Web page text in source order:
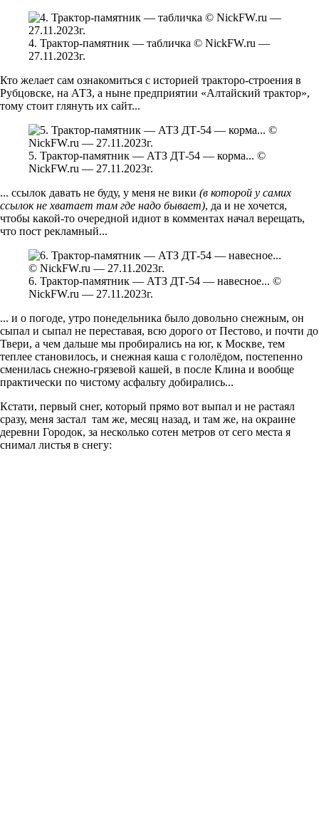
4. Трактор-памятник — табличка © NickFW.ru —
27.11.2023г.
Кто желает сам ознакомиться с историей тракторо-строения в
Рубцовске, на АТЗ, а ныне предприятии «Алтайский трактор»,
тому стоит глянуть их сайт...
5. Трактор-памятник — АТЗ ДТ-54 — корма... ©
NickFW.ru — 27.11.2023г.
... ссылок давать не буду, у меня не вики (в которой у самих
ссылок не хватает там где надо бывает), да и не хочется,
чтобы какой-то очередной идиот в комментах начал верещать,
что пост рекламный...
6. Трактор-памятник — АТЗ ДТ-54 — навесное... ©
NickFW.ru — 27.11.2023г.
... и о погоде, утро понедельника было довольно снежным, он
сыпал и сыпал не переставая, всю дорого от Пестово, и почти до
Твери, а чем дальше мы пробирались на юг, к Москве, тем
теплее становилось, и снежная каша с гололёдом, постепенно
сменилась снежно-грязевой кашей, в после Клина и вообще
практически по чистому асфальту добирались...
Кстати, первый снег, который прямо вот выпал и не растаял
сразу, меня застал там же, месяц назад, и там же, на окраине
деревни Городок, за несколько сотен метров от сего места я
снимал листья в снегу: